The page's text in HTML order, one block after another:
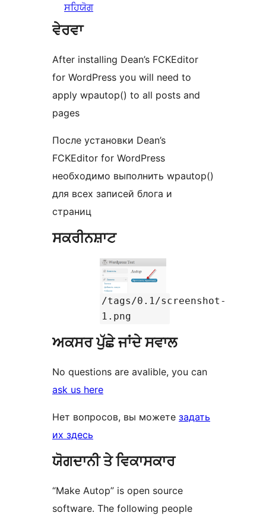
ਸਹਿਯੋਗ
ਵੇਰਵਾ
After installing Dean’s FCKEditor
for WordPress you will need to
apply wpautop() to all posts and
pages
После установки Dean’s
FCKEditor for WordPress
необходимо выполнить wpautop()
для всех записей блога и
страниц
ਸਕਰੀਨਸ਼ਾਟ
/tags/0.1/screenshot-
1.png
ਅਕਸਰ ਪੁੱਛੇ ਜਾਂਦੇ ਸਵਾਲ
No questions are avalible, you can
ask us here
Нет вопросов, вы можете задать
их здесь
ਯੋਗਦਾਨੀ ਤੇ ਵਿਕਾਸਕਾਰ
“Make Autop” is open source
software. The following people